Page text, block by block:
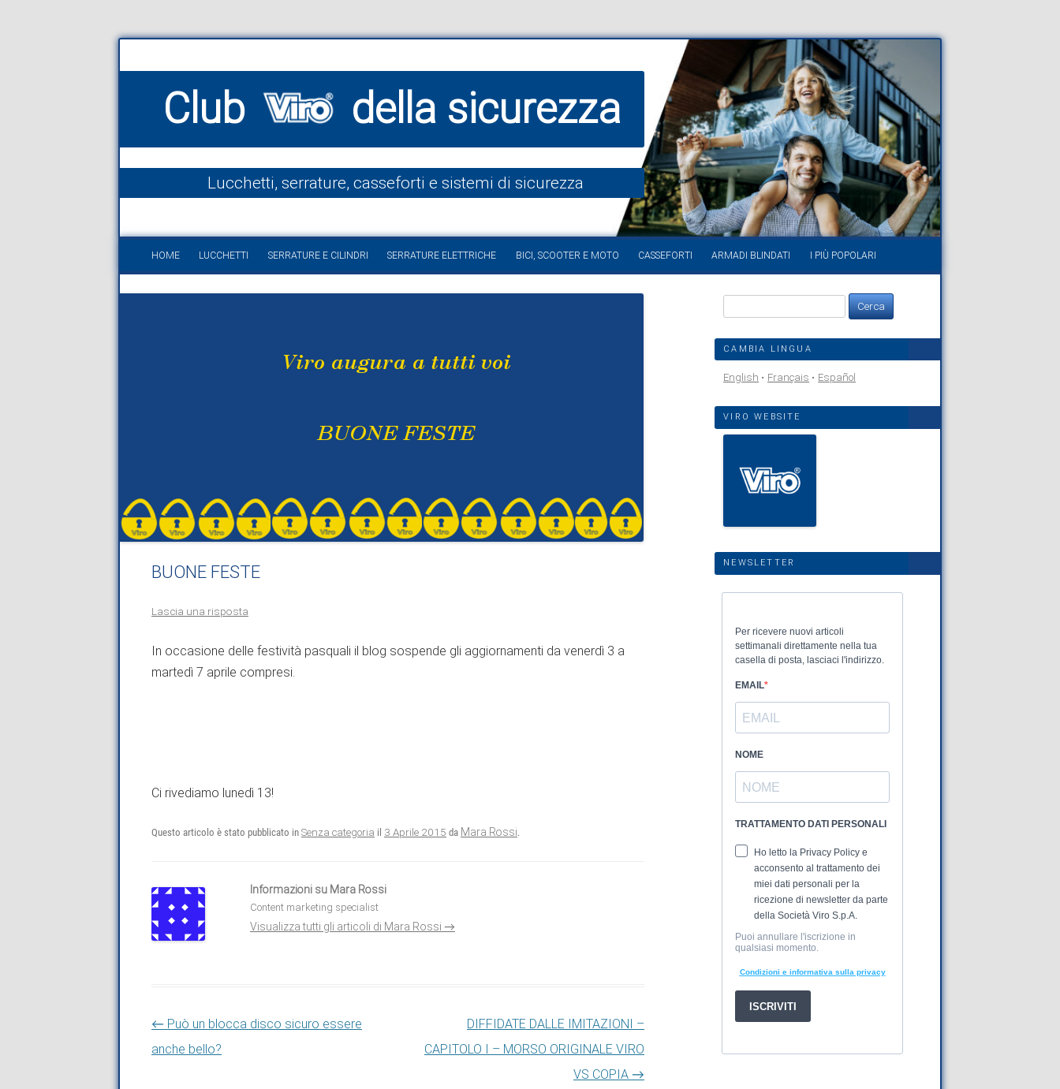
Club della sicurezza
Lucchetti, serrature, casseforti e sistemi di sicurezza
HOME LUCCHETTI SERRATURE E CILINDRI SERRATURE ELETTRICHE BICI, SCOOTER E MOTO CASSEFORTI ARMADI BLINDATI I PIÙ POPOLARI
BUONE FESTE
Lascia una risposta
In occasione delle festività pasquali il blog sospende gli aggiornamenti da venerdì 3 a
martedì 7 aprile compresi.
Ci rivediamo lunedì 13!
Questo articolo è stato pubblicato in Senza categoria il 3 Aprile 2015 da Mara Rossi.
Informazioni su Mara Rossi
Content marketing specialist
Visualizza tutti gli articoli di Mara Rossi →
Navigazione articolo
← Può un blocca disco sicuro essere
anche bello?
DIFFIDATE DALLE IMITAZIONI –
CAPITOLO I – MORSO ORIGINALE VIRO
VS COPIA →
per:
CAMBIA LINGUA
English Français Español
VIRO WEBSITE
NEWSLETTER